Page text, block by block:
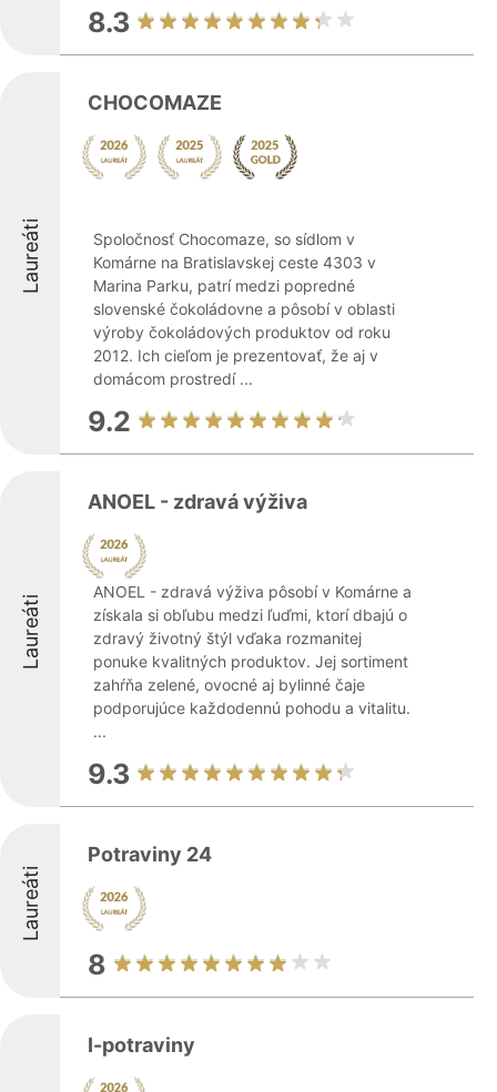
8.3
Laureáti
CHOCOMAZE
Spoločnosť Chocomaze, so sídlom v
Komárne na Bratislavskej ceste 4303 v
Marina Parku, patrí medzi popredné
slovenské čokoládovne a pôsobí v oblasti
výroby čokoládových produktov od roku
2012. Ich cieľom je prezentovať, že aj v
domácom prostredí ...
9.2
Laureáti
ANOEL - zdravá výživa
ANOEL - zdravá výživa pôsobí v Komárne a
získala si obľubu medzi ľuďmi, ktorí dbajú o
zdravý životný štýl vďaka rozmanitej
ponuke kvalitných produktov. Jej sortiment
zahŕňa zelené, ovocné aj bylinné čaje
podporujúce každodennú pohodu a vitalitu.
...
9.3
Laureáti
Potraviny 24
8
I-potraviny